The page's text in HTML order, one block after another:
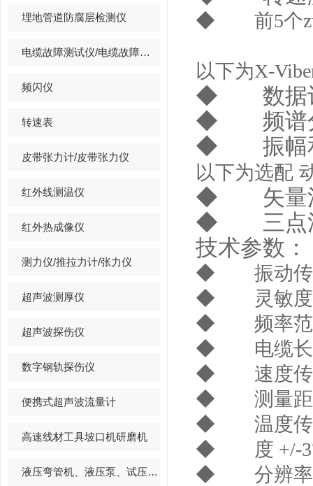
埋地管道防腐层检测仪
电缆故障测试仪/电缆故障定位仪
频闪仪
转速表
皮带张力计/皮带张力仪
红外线测温仪
红外热成像仪
测力仪/推拉力计/张力仪
超声波测厚仪
超声波探伤仪
数字钢轨探伤仪
便携式超声波流量计
高速线材工具坡口机研磨机
液压弯管机、液压泵、试压泵总汇
◆ 前5个
以下为X-
◆ 数据
◆ 频谱
◆ 振幅和
以下为选配
◆ 矢量法
◆ 三点法
技术参数：
◆ 振动传
◆ 灵敏度
◆ 频率范
◆ 电缆长
◆ 速度传
◆ 测量距
◆ 温度传
◆ 度 +/-3
◆ 分辨率